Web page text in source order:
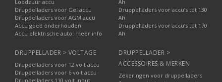
Loodzuur accu
Druppelladers voor Gel accu
Druppelladers voor AGM accu
Accu goed onderhouden
Accu elektrische auto: meer info
Ah
Druppelladers voor accu’s tot 130
Ah
Druppelladers voor accu’s tot 170
Ah
DRUPPELLADER > VOLTAGE
Druppelladers voor 12 volt accu
Druppelladers voor 6 volt accu
Druppelladers 110 volt input
DRUPPELLADER >
ACCESSOIRES & MERKEN
Zekeringen voor druppelladers